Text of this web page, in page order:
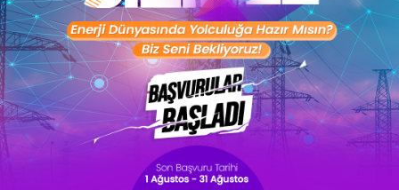
Sertifika Al
Online Staj Programı
Sertifika Al